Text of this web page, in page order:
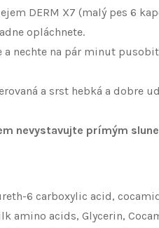
DERM X7 (malý pes 6
opláchnete.
nechte na pár minut
a srst hebká a dobre
nevystavujte prímým
6 carboxylic acid,
amino acids, Glycerin,